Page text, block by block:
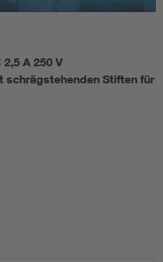
Kontext der Normung
der Übersicht
A 250 V
Stiften für